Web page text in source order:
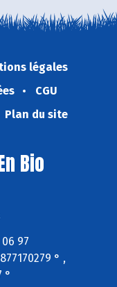
légales
CGU
Plan du site
Bio
06 97
° ,
°